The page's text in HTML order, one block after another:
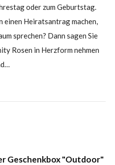
oder zum Geburtstag.
einen Heiratsantrag machen,
sprechen? Dann sagen Sie
Rosen in Herzform nehmen
Geschenkbox "Outdoor"